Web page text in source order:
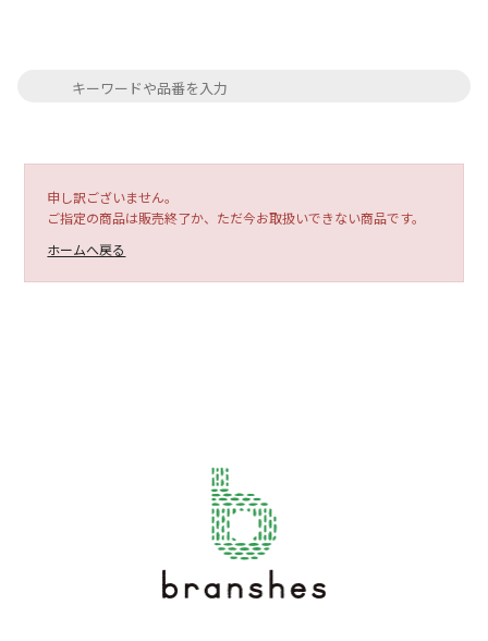
申し訳ございません。
ご指定の商品は販売終了か、ただ今お取扱いできない商品です。
ホームへ戻る